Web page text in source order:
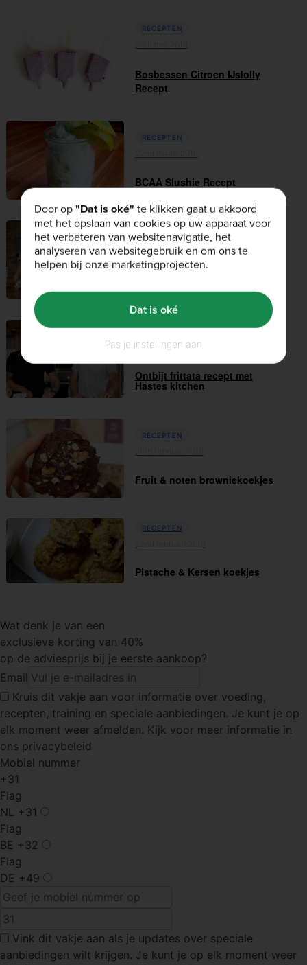
RECEPTEN
Bosbessen Citroen IJslolly
Recept
RECEPTEN
BCAA Slushie Recept
RECEPTEN
14th maart 2019
RECEPTEN
08th maart 2019
Ontbijt frittata recept met
Hastes kitchen
RECEPTEN
Fruit & noten browniekoekjes
RECEPTEN
Pistache & Kersen koekjes
Wat denk je van een
exclusieve korting van 40%
op de adviesprijs bij je eerste aankoop?
Email
Kruis dit vakje aan voor informatie over voeding,
recepten, training en speciale aanbiedingen. Je kunt je op
elk moment weer afmelden. Kijk voor meer informatie in
ons privacybeleid
Mobiel nummer
+31
Flag
NL
+31
Flag
BE +32
Flag
DE +49
Vink dit vakje aan als je updates over speciale
aanbiedingen wilt krijgen. Je kunt je op elk moment weer
Door op"Dat is oké" te klikken gaat u akkoord
met het opslaan van cookies op uw apparaat voor
het verbeteren van websitenavigatie, het
analyseren van websitegebruik en om ons te
helpen bij onze marketingprojecten.
Pas je instellingen aan
Dat is oké